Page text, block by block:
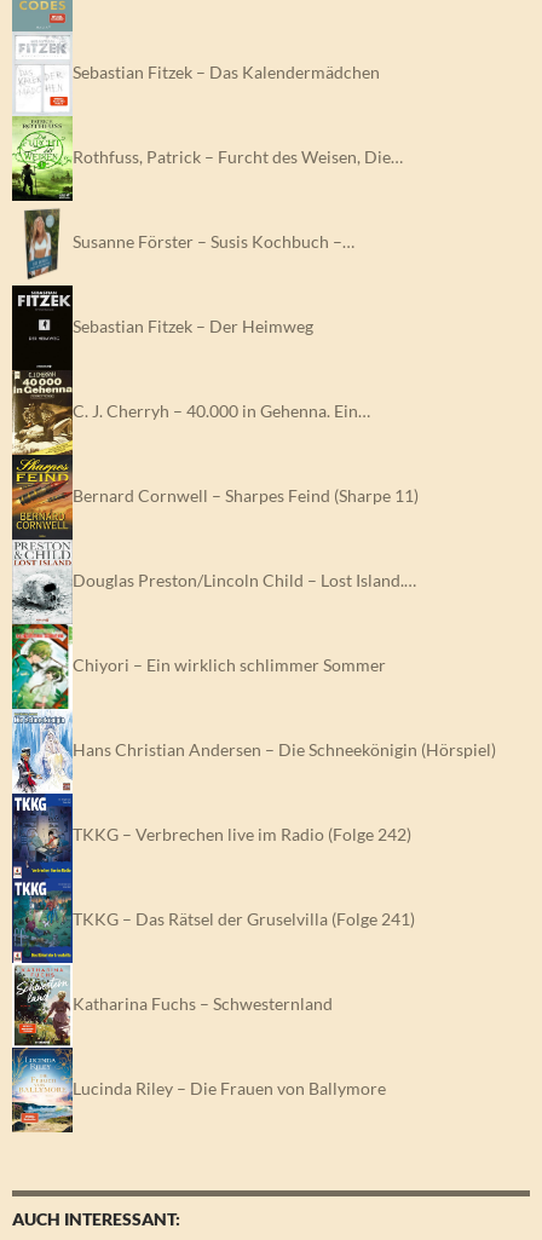
Sebastian Fitzek – Das Kalendermädchen
Rothfuss, Patrick – Furcht des Weisen, Die…
Susanne Förster – Susis Kochbuch –…
Sebastian Fitzek – Der Heimweg
C. J. Cherryh – 40.000 in Gehenna. Ein…
Bernard Cornwell – Sharpes Feind (Sharpe 11)
Douglas Preston/Lincoln Child – Lost Island.…
Chiyori – Ein wirklich schlimmer Sommer
Hans Christian Andersen – Die Schneekönigin (Hörspiel)
TKKG – Verbrechen live im Radio (Folge 242)
TKKG – Das Rätsel der Gruselvilla (Folge 241)
Katharina Fuchs – Schwesternland
Lucinda Riley – Die Frauen von Ballymore
AUCH INTERESSANT: